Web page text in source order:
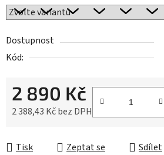
Dostupnost
Kód:
2 890 Kč
2 388,43 Kč bez DPH
Tisk Zeptat se Sdílet